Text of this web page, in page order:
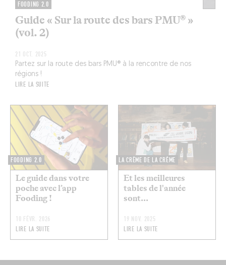
FOODING 2.0
Guide « Sur la route des bars PMU® »
(vol. 2)
21 OCT. 2025
Partez sur la route des bars PMU® à la rencontre de nos
régions !
LIRE LA SUITE
FOODING 2.0
Le guide dans votre
poche avec l’app
Fooding !
10 FÉVR. 2026
LIRE LA SUITE
LA CRÈME DE LA CRÈME
Et les meilleures
tables de l'année
sont...
19 NOV. 2025
LIRE LA SUITE